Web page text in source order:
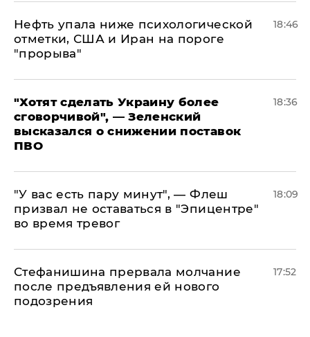
Нефть упала ниже психологической
отметки, США и Иран на пороге
"прорыва"
18:46
​"Хотят сделать Украину более
сговорчивой", — Зеленский
высказался о снижении поставок
ПВО
18:36
​"У вас есть пару минут", — Флеш
призвал не оставаться в "Эпицентре"
во время тревог
18:09
Стефанишина прервала молчание
после предъявления ей нового
подозрения
17:52